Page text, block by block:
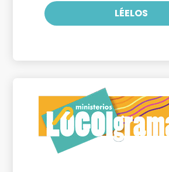
LÉELOS